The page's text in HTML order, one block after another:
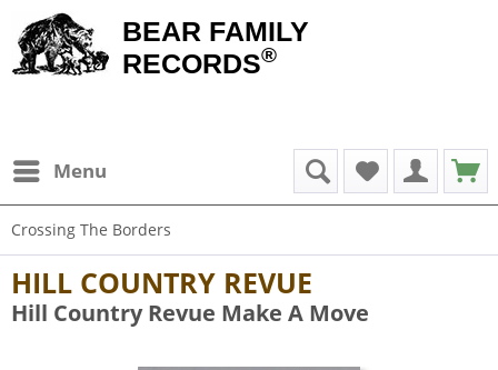
BEAR FAMILY
RECORDS®
Menu
Crossing The Borders
HILL COUNTRY REVUE
Hill Country Revue Make A Move